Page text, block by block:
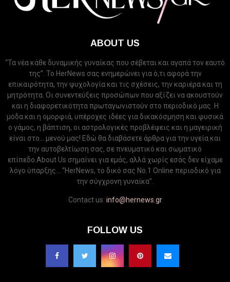
ABOUT US
“Τα νέα κάθε δυναμικής γυναίκας που σέβεται και αγαπά τον εαυτό
της”. Το HerNews σας ενημερώνει για ό,τι αφορά την
επικαιρότητα, την ψυχολογία και τις σχέσεις, την καριέρα και τη
μητρότητα. Οι συνεντεύξεις προσώπων που αξίζει να ακουστούν
και η διαφορετικότητα πρωταγωνιστούν στο περιοδικό μας. Η
μόδα και η ομορφιά, υπέροχες ιδέες για δικακόσμηση και φυσικά
ο γάμος, η βάπτιση, οι αστρολογικές προβλέψεις και η μαγειρική
είναι στο... μενού μας! Εδώ θα διαβάσετε άρθρα για την υγεία και
την αυτοβελτίωση σας, σε πνευματικό και σωματικό
επίπεδο.About Us σημαίνει για εμάς, αλλά χωρίς εσάς δεν είχαμε
λόγο ύπαρξης... “HerNews, το δικό σας Νo.1 Online περιοδικό για
την σύγχρονη γυναίκα”.
Contact us: info@hernews.gr
FOLLOW US